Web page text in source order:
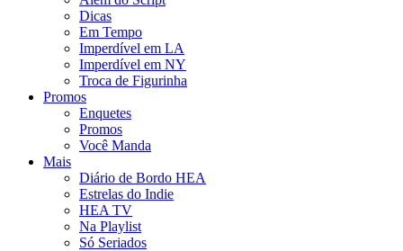
Dicas
Em Tempo
Imperdível em LA
Imperdível em NY
Troca de Figurinha
Promos
Enquetes
Promos
Você Manda
Mais
Diário de Bordo HEA
Estrelas do Indie
HEA TV
Na Playlist
Só Seriados